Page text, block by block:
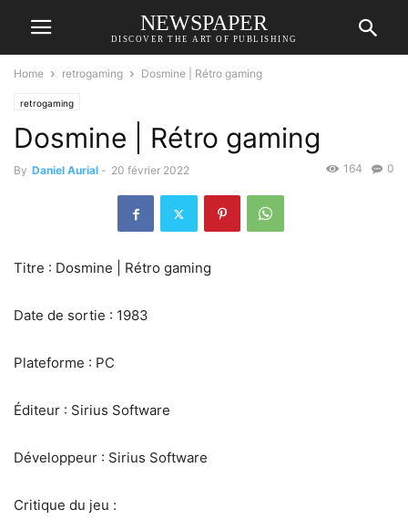
NEWSPAPER
DISCOVER THE ART OF PUBLISHING
Home retrogaming Dosmine | Rétro gaming
retrogaming
Dosmine | Rétro gaming
By Daniel Aurial - 20 février 2022 0
164
Titre : Dosmine | Rétro gaming
Date de sortie : 1983
Plateforme : PC
Éditeur : Sirius Software
Développeur : Sirius Software
Critique du jeu :